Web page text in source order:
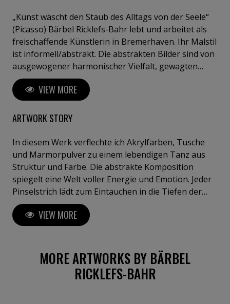
„Kunst wäscht den Staub des Alltags von der Seele“
(Picasso) Bärbel Ricklefs-Bahr lebt und arbeitet als
freischaffende Künstlerin in Bremerhaven. Ihr Malstil
ist informell/abstrakt. Die abstrakten Bilder sind von
ausgewogener harmonischer Vielfalt, gewagten
Farbkompositionen und gegenständlichen
Elementen. Die sinnlich-ästhetisch anregenden
Werke entstehen in einem Zusammenspiel von
spontanen Experimenten, gepaart mit Erfahrung
eingesetzten Techniken und Materialien. Ihre
Arbeiten wurden in Deutschland und europäischem
Ausland wie Spanien, Italien, Dänemark, Holland
Schweiz und Österreich und den USA angekauft.
VIEW MORE
ARTWORK STORY
In diesem Werk verflechte ich Akrylfarben, Tusche
und Marmorpulver zu einem lebendigen Tanz aus
Struktur und Farbe. Die abstrakte Komposition
spiegelt eine Welt voller Energie und Emotion. Jeder
Pinselstrich lädt zum Eintauchen in die Tiefen der
Vorstellungskraft ein. Das Rot pulsiert mit
Leidenschaft, während das Grau mit seiner Textur
Bodenständigkeit vermittelt. Es ist ein emotionales
Präsenz entfaltet.
VIEW MORE
MORE ARTWORKS BY BÄRBEL
RICKLEFS-BAHR